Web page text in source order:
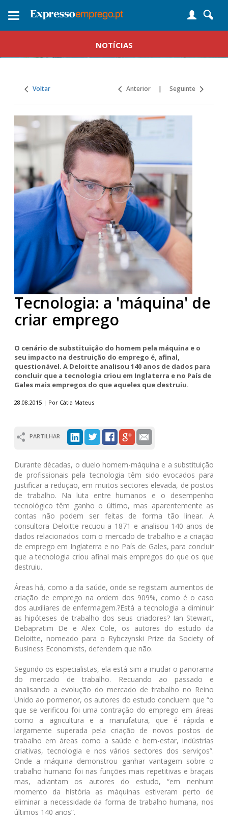
Toggle
NOTÍCIAS
Voltar Anterior | Seguinte
Tecnologia: a 'máquina' de
criar emprego
O cenário de substituição do homem pela máquina e o
seu impacto na destruição do emprego é, afinal,
questionável. A Deloitte analisou 140 anos de dados para
concluir que a tecnologia criou em Inglaterra e no País de
Gales mais empregos do que aqueles que destruiu.
28.08.2015 | Por Cátia Mateus
PARTILHAR
Durante décadas, o duelo homem-máquina e a substituição
de profissionais pela tecnologia têm sido evocados para
justificar a redução, em muitos sectores elevada, de postos
de trabalho. Na luta entre humanos e o desempenho
tecnológico têm ganho o último, mas aparentemente as
contas não podem ser feitas de forma tão linear. A
consultora Deloitte recuou a 1871 e analisou 140 anos de
dados relacionados com o mercado de trabalho e a criação
de emprego em Inglaterra e no País de Gales, para concluir
que a tecnologia criou afinal mais empregos do que os que
destruiu.
Áreas há, como a da saúde, onde se registam aumentos de
criação de emprego na ordem dos 909%, como é o caso
dos auxiliares de enfermagem.?Está a tecnologia a diminuir
as hipóteses de trabalho dos seus criadores? Ian Stewart,
Debapratim De e Alex Cole, os autores do estudo da
Deloitte, nomeado para o Rybczynski Prize da Society of
Business Economists, defendem que não.
Segundo os especialistas, ela está sim a mudar o panorama
do mercado de trabalho. Recuando ao passado e
analisando a evolução do mercado de trabalho no Reino
Unido ao pormenor, os autores do estudo concluem que “o
que se verificou foi uma contração do emprego em áreas
como a agricultura e a manufatura, que é rápida e
largamente superada pela criação de novos postos de
trabalho em áreas como a saúde e bem-estar, indústrias
criativas, tecnologia e nos vários sectores dos serviços”.
Onde a máquina demonstrou ganhar vantagem sobre o
trabalho humano foi nas funções mais repetitivas e braçais
mas, adiantam os autores do estudo, “em nenhum
momento da história as máquinas estiveram perto de
eliminar a necessidade da forma de trabalho humana, nos
últimos 140 anos”.